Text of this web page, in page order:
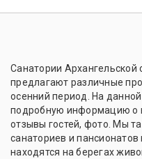
Санатории Архангельской
предлагают различные
осенний период. На
подробную информацию о
отзывы гостей, фото. Мы
санаториев и пансионатов
находятся на берегах